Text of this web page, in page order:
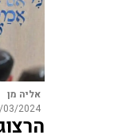
אליה מן
03/2024